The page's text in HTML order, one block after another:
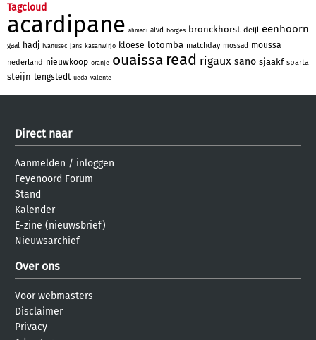
Tagcloud
acardipane ahmadi aivd borges bronckhorst deijl eenhoorn
gaal hadj ivanusec jans kasanwirjo kloese lotomba matchday mossad moussa
nederland nieuwkoop oranje ouaissa read rigaux sano sjaakf sparta
steijn tengstedt ueda valente
Direct naar
Aanmelden / inloggen
Feyenoord Forum
Stand
Kalender
E-zine (nieuwsbrief)
Nieuwsarchief
Over ons
Voor webmasters
Disclaimer
Privacy